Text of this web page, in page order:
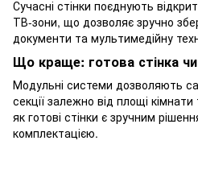
Сучасні стінки поєднують
ТВ-зони, що дозволяє зручно
документи та мультимедійну
Що краще: готова стінка
Модульні системи дозволяють
секції залежно від площі кімнати
як готові стінки є зручним
комплектацією.